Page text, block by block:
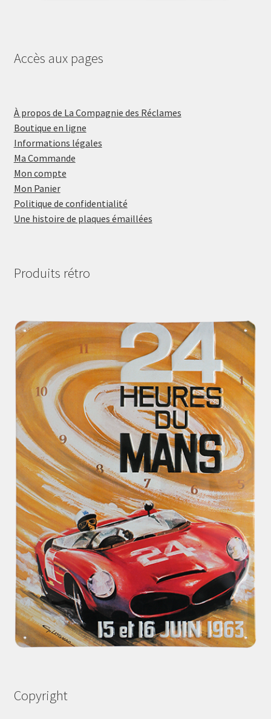
Accès aux pages
À propos de La Compagnie des Réclames
Boutique en ligne
Informations légales
Ma Commande
Mon compte
Mon Panier
Politique de confidentialité
Une histoire de plaques émaillées
Produits rétro
Copyright